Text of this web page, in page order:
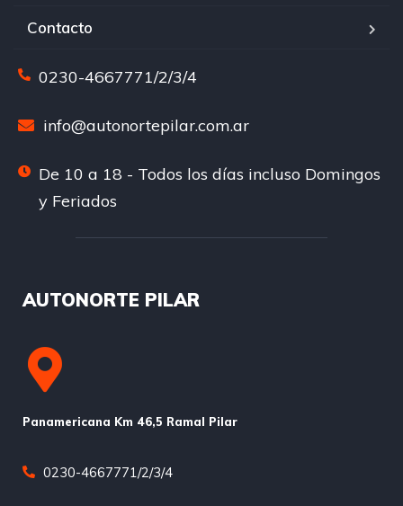
Contacto
0230-4667771/2/3/4
info@autonortepilar.com.ar
De 10 a 18 - Todos los días incluso Domingos
y Feriados
AUTONORTE PILAR
Panamericana Km 46,5 Ramal Pilar
0230-4667771/2/3/4